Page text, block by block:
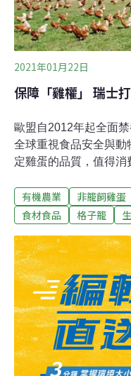
宣布2025年全面使用
2025年全面使用。
2021年01月22日
保障「雞權」 瑞士
歐盟自2012年起全面
全球重視食品安全與
定雞蛋的品質，值得
灣90%的雞蛋來自「
住在約A4大小的籠子
盟先行20年，1992年
飼養格子籠雞，對於
國家的嚴格規定——蛋
家，並有「生產履歷
放牧或平飼？蛋品分
式，提供消費者做選
機飼料，且雞在室內
活動空間每隻雞至少
有機農業 非籠飼雞蛋
食材食品
格子籠